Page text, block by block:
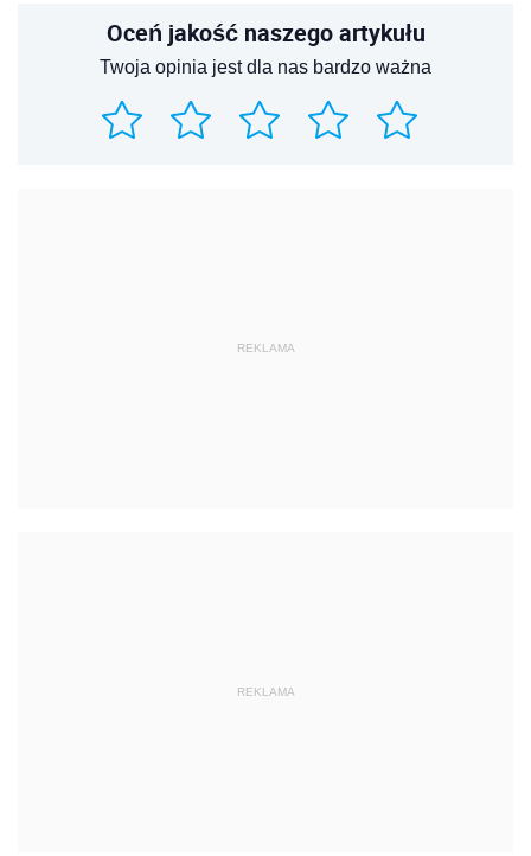
Oceń jakość naszego artykułu
Twoja opinia jest dla nas bardzo ważna
REKLAMA
REKLAMA